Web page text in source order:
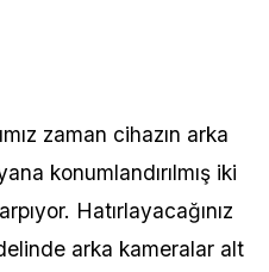
zaman cihazın arka
konumlandırılmış iki
Hatırlayacağınız
arka kameralar alt